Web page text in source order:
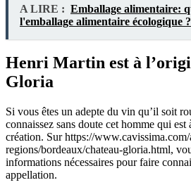
A LIRE : Emballage alimentaire:
l'emballage alimentaire écologique ?
Henri Martin est à
Gloria
Si vous êtes un adepte du vin qu’il soit
connaissez sans doute cet homme qui est
création. Sur https://
regions/bordeaux/chateau-gloria.html,
informations nécessaires pour faire
appellation.